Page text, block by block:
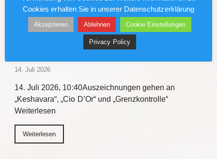
Weiterlesen
Holger Czukay Preis für Popmusik der
14. Juli 2026
14. Juli 2026, 10:40Auszeichnungen gehen an
„Keshavara“, „Cio D’Or“ und „Grenzkontrolle“
Weiterlesen
Weiterlesen
Cookies erhalten Sie in unserer Datenschutzerklärung
Akzeptieren Ablehnen Cookie Einstellungen
Privacy Policy